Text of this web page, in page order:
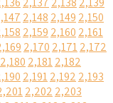
2,148 2,149 2,150
2,159 2,160 2,161
2,170 2,1712,172
2,180 2,1812,182
2,1912,192 2,193
2,202 2,203